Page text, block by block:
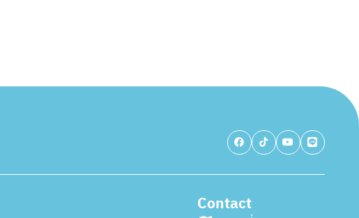
Contact